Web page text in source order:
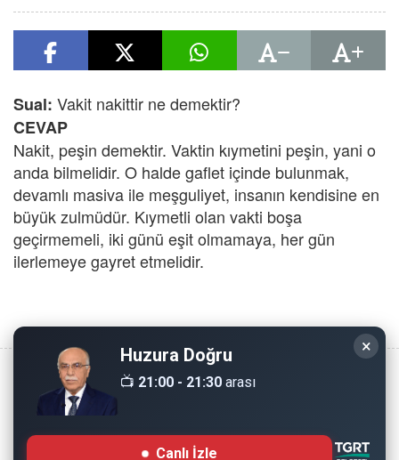
Sual: Vakit nakittir ne demektir?
CEVAP
Nakit, peşin demektir. Vaktin kıymetini peşin, yani o
anda bilmelidir. O halde gaflet içinde bulunmak,
devamlı masiva ile meşguliyet, insanın kendisine en
büyük zulmüdür. Kıymetli olan vakti boşa
geçirmemeli, iki günü eşit olmamaya, her gün
ilerlemeye gayret etmelidir.
Copyright © 2008 - Dinimiz İslam. Her Hakkı Saklıdır.
×
Huzura Doğru
📺 21:00 - 21:30 arası
Canlı İzle